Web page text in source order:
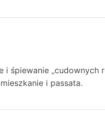
i śpiewanie
i passata.